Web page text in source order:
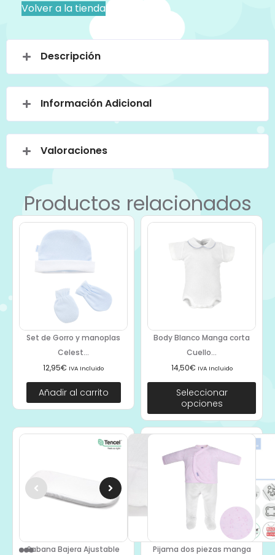
Volver a la tienda
Descripción
Información Adicional
Valoraciones
Productos relacionados
Set de Gorro y manoplas
Celest...
12,95€ IVA Incluido
Añadir al carrito
Body Blanco Manga corta
Cuello...
14,50€ IVA Incluido
Seleccionar
opciones
Sabana Bajera Ajustable Pijama dos piezas manga